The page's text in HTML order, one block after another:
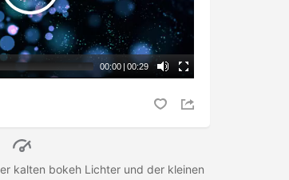
00:00 | 00:29
kalten bokeh Lichter und der kleinen